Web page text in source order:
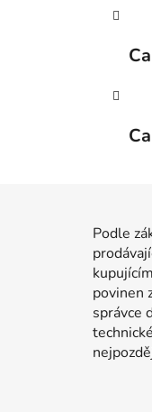
Podle
povinen
správce